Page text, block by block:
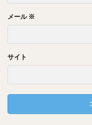
ってました！笑
スポンサードリンク
メール ※
サイト